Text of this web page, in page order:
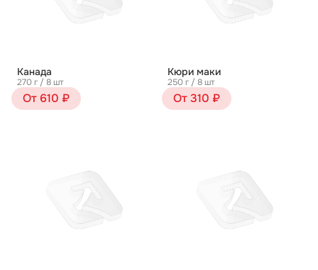
Канада
270 г / 8 шт
От 610 ₽
Кюри маки
250 г / 8 шт
От 310 ₽